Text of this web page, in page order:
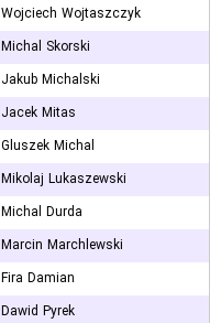
Wojciech Wojtaszczyk
Michal Skorski
Jakub Michalski
Jacek Mitas
Gluszek Michal
Mikolaj Lukaszewski
Michal Durda
Marcin Marchlewski
Fira Damian
Dawid Pyrek